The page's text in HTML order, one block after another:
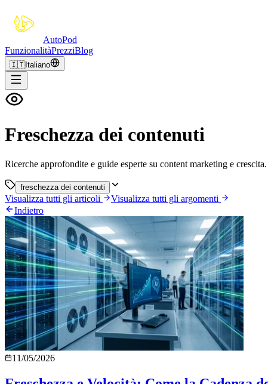
AutoPod
FunzionalitàPrezziBlog
🇮🇹Italiano
Freschezza dei contenuti
Ricerche approfondite e guide esperte su content marketing e crescita.
freschezza dei contenuti
Visualizza tutti gli articoli
Visualizza tutti gli argomenti
Indietro
11/05/2026